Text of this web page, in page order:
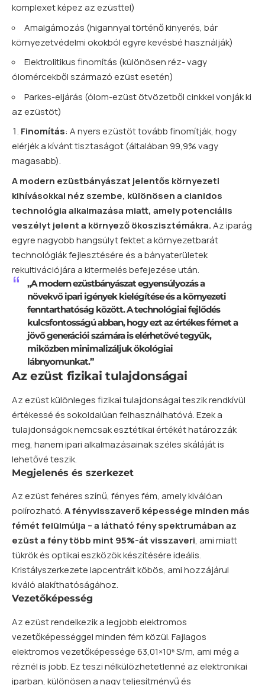
komplexet képez az ezüsttel)
Amalgámozás (higannyal történő kinyerés, bár
környezetvédelmi okokból egyre kevésbé használják)
Elektrolitikus finomítás (különösen réz- vagy
ólomércekből származó ezüst esetén)
Parkes-eljárás (ólom-ezüst ötvözetből cinkkel vonják ki
az ezüstöt)
Finomítás: A nyers ezüstöt tovább finomítják, hogy
elérjék a kívánt tisztaságot (általában 99,9% vagy
magasabb).
A modern ezüstbányászat jelentős környezeti
kihívásokkal néz szembe, különösen a cianidos
technológia alkalmazása miatt, amely potenciális
veszélyt jelent a környező ökoszisztémákra.Az iparág
egyre nagyobb hangsúlyt fektet a környezetbarát
technológiák fejlesztésére és a bányaterületek
rekultivációjára a kitermelés befejezése után.
„A modern ezüstbányászat egyensúlyozás a
növekvő ipari igények kielégítése és a környezeti
fenntarthatóság között. A technológiai fejlődés
kulcsfontosságú abban, hogy ezt az értékes fémet a
jövő generációi számára is elérhetővé tegyük,
miközben minimalizáljuk ökológiai
lábnyomunkat.”
Az ezüst fizikai tulajdonságai
Az ezüst különleges fizikai tulajdonságai teszik rendkívül
értékessé és sokoldalúan felhasználhatóvá. Ezek a
tulajdonságok nemcsak esztétikai értékét határozzák
meg, hanem ipari alkalmazásainak széles skáláját is
lehetővé teszik.
Megjelenés és szerkezet
Az ezüst fehéres színű, fényes fém, amely kiválóan
polírozható.A fényvisszaverő képessége minden más
fémét felülmúlja – a látható fény spektrumában az
ezüst a fény több mint 95%-át visszaveri, ami miatt
tükrök és optikai eszközök készítésére ideális.
Kristályszerkezete lapcentrált köbös, ami hozzájárul
kiváló alakíthatóságához.
Vezetőképesség
Az ezüst rendelkezik a legjobb elektromos
vezetőképességgel minden fém közül. Fajlagos
elektromos vezetőképessége 63,01×10⁶ S/m, ami még a
réznél is jobb. Ez teszi nélkülözhetetlenné az elektronikai
iparban, különösen a nagy teljesítményű és